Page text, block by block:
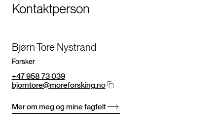
Kontaktperson
Bjørn Tore Nystrand
Forsker
+47 958 73 039
bjorntore@moreforsking.no
Mer om meg og mine fagfelt